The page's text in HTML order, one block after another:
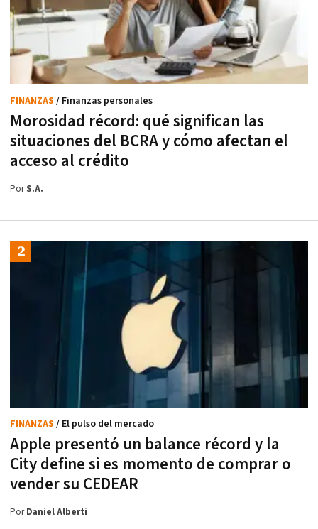
Morosidad récord: qué significan las
situaciones del BCRA y cómo afectan el
acceso al crédito
FINANZAS / Finanzas personales
PorS.A.
Apple presentó un balance récord y la
City define si es momento de comprar o
vender su CEDEAR
FINANZAS / El pulso del mercado
PorDaniel Alberti